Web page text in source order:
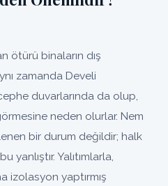
ötürü binaların dış
zamanda Develi
duvarlarında da olup,
neden olurlar. Nem
bir durum değildir; halk
yanlıştır. Yalıtımlarla,
izolasyon yaptırmış